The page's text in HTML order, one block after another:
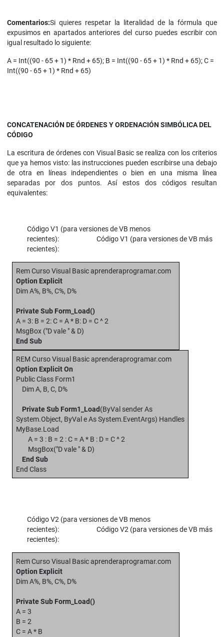
Comentarios:Si quieres respetar la literalidad de la fórmula que
expusimos en apartados anteriores del curso puedes escribir con
igual resultado lo siguiente:
A = Int((90 - 65 + 1) * Rnd + 65); B = Int((90 - 65 + 1) * Rnd + 65); C =
Int((90 - 65 + 1) * Rnd + 65)
CONCATENACIÓN DE ÓRDENES Y ORDENACIÓN SIMBÓLICA DEL
CÓDIGO
La escritura de órdenes con Visual Basic se realiza con los criterios
que ya hemos visto: las instrucciones pueden escribirse una debajo
de otra en líneas independientes o bien en una misma línea
separadas por dos puntos. Así estos dos códigos resultan
equivalentes:
Código V1 (para versiones de VB menos
recientes): Código V1 (para versiones de VB más
recientes):
Rem Curso Visual Basic aprenderaprogramar.com
Option Explicit
Dim A%, B%, C%, D%
Private Sub Form_Load()
A = 3: B = 2: C = A * B: D = C ^ 2
MsgBox ("D vale " & D)
End Sub
REM Curso Visual Basic aprenderaprogramar.com
Option Explicit On
Public Class Form1
Dim A, B, C, D%
Private Sub Form1_Load (ByVal sender As
System.Object, ByVal e As System.EventArgs) Handles
MyBase.Load
A = 3 : B = 2 : C = A * B : D = C ^ 2
MsgBox("D vale " & D)
End Sub
End Class
Código V2 (para versiones de VB menos
recientes): Código V2 (para versiones de VB más
recientes):
Rem Curso Visual Basic aprenderaprogramar.com
Option Explicit
Dim A%, B%, C%, D%
Private Sub Form_Load()
A = 3
B = 2
C = A * B